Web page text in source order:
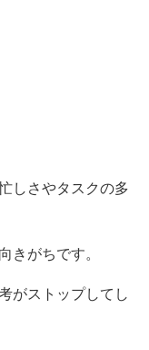
しさやタスクの多
きがちです。
がストップしてし